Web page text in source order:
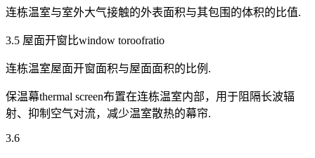
连栋温室与室外大气接触的外表面积与其包围的体积的比值.
3.5 屋面开窗比window toroofratio
连栋温室屋面开窗面积与屋面面积的比例.
保温幕thermal screen布置在连栋温室内部，用于阻隔长波辐
射、抑制空气对流，减少温室散热的幕帘.
3.6